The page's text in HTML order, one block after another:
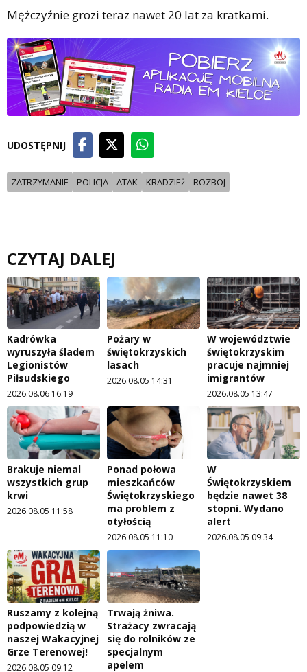
Mężczyźnie grozi teraz nawet 20 lat za kratkami.
UDOSTĘPNIJ
ZATRZYMANIE POLICJA ATAK KRADZIEż ROZBOJ
CZYTAJ DALEJ
Kadrówka
wyruszyła śladem
Legionistów
Piłsudskiego
2026.08.06 16:19
Pożary w
świętokrzyskich
lasach
2026.08.05 14:31
W województwie
świętokrzyskim
pracuje najmniej
imigrantów
2026.08.05 13:47
Brakuje niemal
wszystkich grup
krwi
2026.08.05 11:58
Ponad połowa
mieszkańców
Świętokrzyskiego
ma problem z
otyłością
2026.08.05 11:10
W
Świętokrzyskiem
będzie nawet 38
stopni. Wydano
alert
2026.08.05 09:34
Ruszamy z kolejną
podpowiedzią w
naszej Wakacyjnej
Grze Terenowej!
2026.08.05 09:12
Trwają żniwa.
Strażacy zwracają
się do rolników ze
specjalnym
apelem